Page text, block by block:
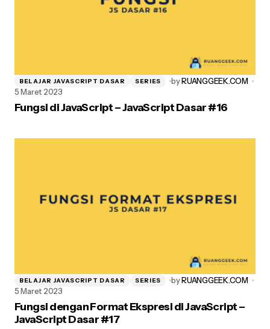
BELAJAR JAVASCRIPT DASAR SERIES byRUANGGEEK.COM
5 Maret 2023
Fungsi di JavaScript – JavaScript Dasar #16
BELAJAR JAVASCRIPT DASAR SERIES byRUANGGEEK.COM
5 Maret 2023
Fungsi dengan Format Ekspresi di JavaScript –
JavaScript Dasar #17